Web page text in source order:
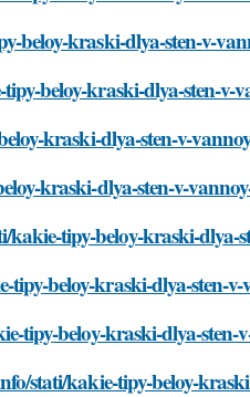
beloy-kraski-dlya-sten-v-
beloy-kraski-dlya-sten-v-
kraski-dlya-sten-v-
kraski-dlya-sten-v-
tipy-beloy-kraski-dlya-
beloy-kraski-dlya-sten-
tipy-beloy-kraski-dlya-sten-
stati/kakie-tipy-beloy-